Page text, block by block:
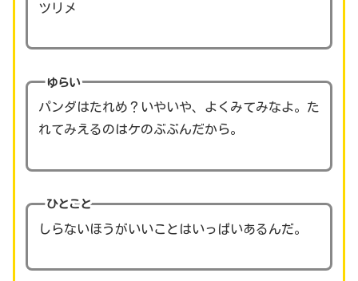
ツリメ
ゆらい
パンダはたれめ？いやいや、よくみてみなよ。た
れてみえるのはケのぶぶんだから。
ひとこと
しらないほうがいいことはいっぱいあるんだ。